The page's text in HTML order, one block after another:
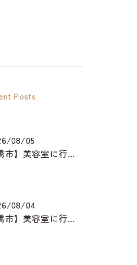
Posts
08/05
【船橋市】美容室に行けない…をなくしたい✂️✨
08/04
【船橋市】美容室に行けない…をなくしたい✂️✨